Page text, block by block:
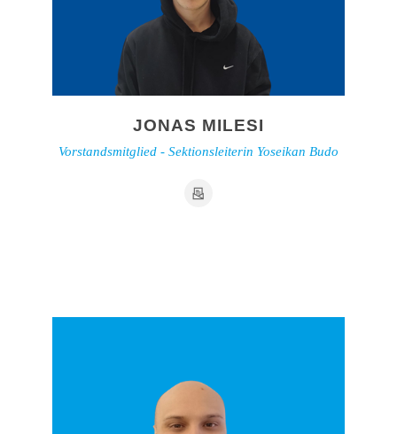
JONAS MILESI
Vorstandsmitglied - Sektionsleiterin Yoseikan Budo